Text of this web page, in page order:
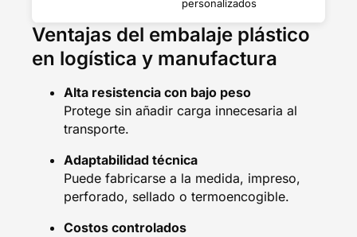
personalizados
Ventajas del embalaje plástico
en logística y manufactura
Alta resistencia con bajo peso
Protege sin añadir carga innecesaria al
transporte.
Adaptabilidad técnica
Puede fabricarse a la medida, impreso,
perforado, sellado o termoencogible.
Costos controlados